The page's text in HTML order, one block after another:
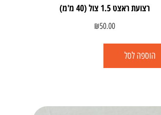
רצועת ראצט 1.5 צול (40 מ'מ)
₪50.00
הוספה לסל